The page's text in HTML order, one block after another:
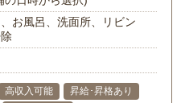
お風呂、洗面所、リビン
高収入可能
昇給･昇格あり